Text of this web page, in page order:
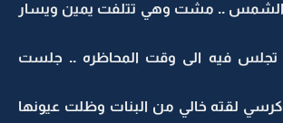
الشمس .. مشت وهي تتلفت يمين ويسار
تجلس فيه الى وقت المحاظره .. جلست
لقته خالي من البنات وظلت عيونها